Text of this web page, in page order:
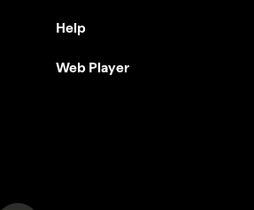
Help
Web Player